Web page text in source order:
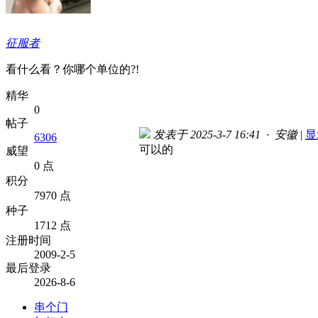
征服者
看什么看？你哪个单位的?!
精华
0
帖子
6306
威望
0 点
积分
7970 点
种子
1712 点
注册时间
2009-2-5
最后登录
2026-8-6
串个门
发表于 2025-3-7 16:41 · 安徽 |
可以的